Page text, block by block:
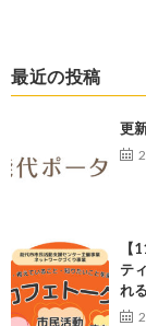
最近の投稿
更
【
テ
れ